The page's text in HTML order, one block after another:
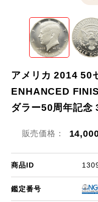
アメリカ 2014 50
ENHANCED
ダラー50周年記念
販売価格：
商品ID
鑑定番号